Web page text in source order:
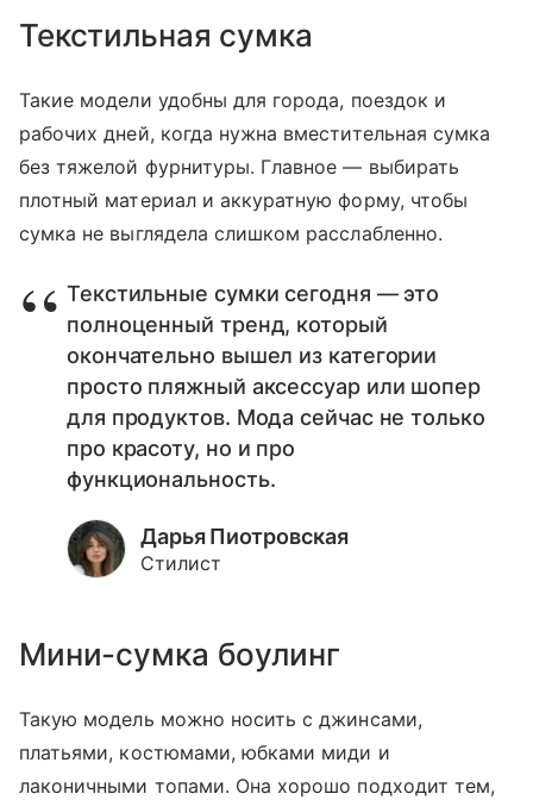
Текстильная сумка
Такие модели удобны для города, поездок и
рабочих дней, когда нужна вместительная сумка
без тяжелой фурнитуры. Главное — выбирать
плотный материал и аккуратную форму, чтобы
сумка не выглядела слишком расслабленно.
Текстильные сумки сегодня — это
полноценный тренд, который
окончательно вышел из категории
просто пляжный аксессуар или шопер
для продуктов. Мода сейчас не только
про красоту, но и про
функциональность.
Дарья Пиотровская
Стилист
Мини-сумка боулинг
Такую модель можно носить с джинсами,
платьями, костюмами, юбками миди и
лаконичными топами. Она хорошо подходит тем,